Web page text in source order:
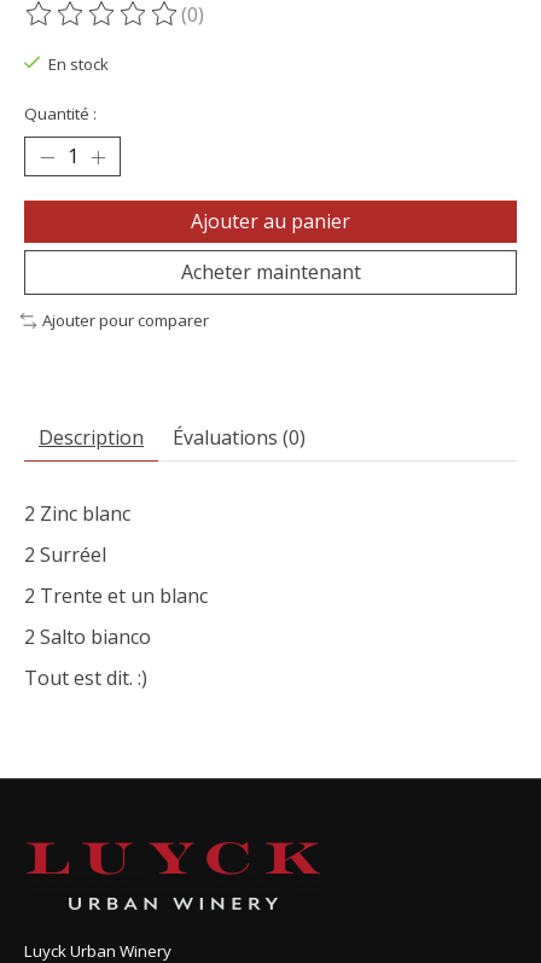
Ce produit est évalué à
(0)
En stock
Quantité :
Ajouter au panier
Acheter maintenant
Ajouter pour comparer
Description Évaluations (0)
2 Zinc blanc
2 Surréel
2 Trente et un blanc
2 Salto bianco
Tout est dit. :)
Luyck Urban Winery